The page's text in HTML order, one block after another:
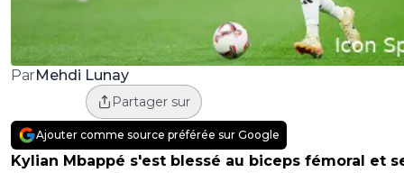
ParMehdi Lunay
Partager sur
Ajouter comme source préférée sur Google
Kylian Mbappé s'est blessé au biceps fémoral et